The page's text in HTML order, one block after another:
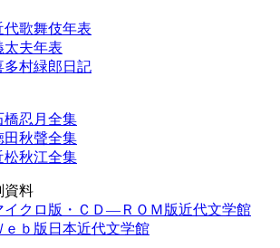
代歌舞伎年表
太夫年表
多村緑郎日記
橋忍月全集
田秋聲全集
松秋江全集
資料
イクロ版・ＣＤ―ＲＯＭ版近代文学館
ｅｂ版日本近代文学館